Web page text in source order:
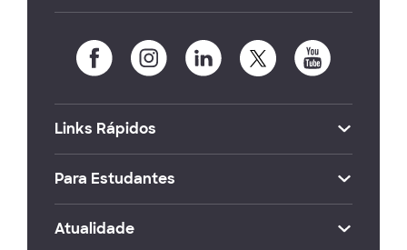
Links Rápidos
Para Estudantes
Atualidade